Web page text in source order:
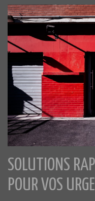
SOLUTIONS
POUR VOS